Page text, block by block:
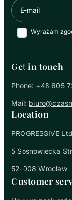
E-mail
Wyrażam
Get in touch
Phone: +48 605
Mail:
Location
PROGRESSIVE
5 Sosnowiecka
52-008 Wrocław
Customer